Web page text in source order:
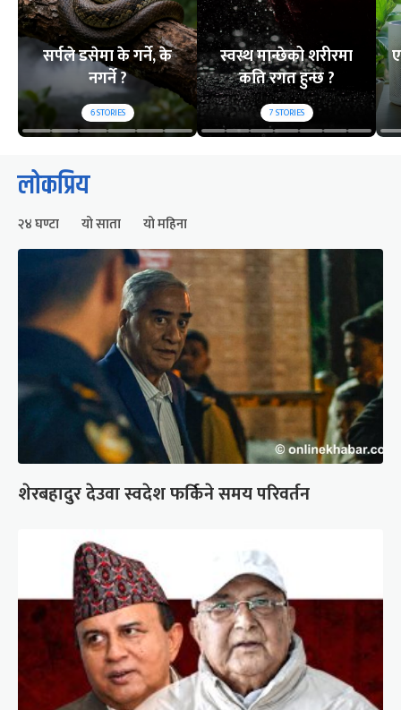
सर्पले डसेमा के गर्ने, के
नगर्ने ?
6STORIES
स्वस्थ मान्छेको शरीरमा
कति रगत हुन्छ ?
7STORIES
लोकप्रिय
२४ घण्टा यो साता यो महिना
शेरबहादुर देउवा स्वदेश फर्किने समय परिवर्तन